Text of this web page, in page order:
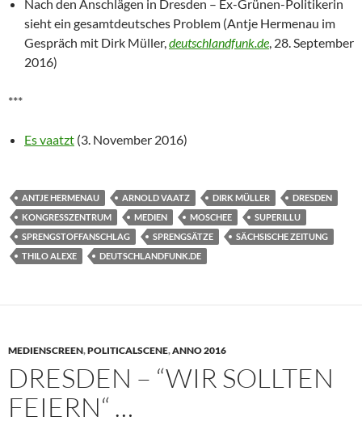
Nach den Anschlägen in Dresden – Ex-Grünen-Politikerin
sieht ein gesamtdeutsches Problem (Antje Hermenau im
Gespräch mit Dirk Müller,deutschlandfunk.de, 28. September
2016)
***
Es vaatzt (3. November 2016)
ANTJE HERMENAU ARNOLD VAATZ DIRK MÜLLER
DRESDEN
KONGRESSZENTRUM
MEDIEN MOSCHEE
SUPERILLU
SPRENGSTOFFANSCHLAG
SPRENGSÄTZE
SÄCHSISCHE ZEITUNG
THILO ALEXE
DEUTSCHLANDFUNK.DE
MEDIENSCREEN,POLITICALSCENE,ANNO 2016
DRESDEN – “WIR SOLLTEN
FEIERN“ …